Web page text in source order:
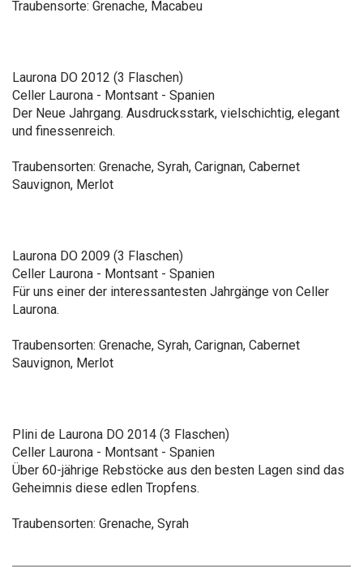
Traubensorte: Grenache, Macabeu
Laurona DO 2012 (3 Flaschen)
Celler Laurona - Montsant - Spanien
Der Neue Jahrgang. Ausdrucksstark, vielschichtig, elegant
und finessenreich.
Traubensorten: Grenache, Syrah, Carignan, Cabernet
Sauvignon, Merlot
Laurona DO 2009 (3 Flaschen)
Celler Laurona - Montsant - Spanien
Für uns einer der interessantesten Jahrgänge von Celler
Laurona.
Traubensorten: Grenache, Syrah, Carignan, Cabernet
Sauvignon, Merlot
Plini de Laurona DO 2014 (3 Flaschen)
Celler Laurona - Montsant - Spanien
Über 60-jährige Rebstöcke aus den besten Lagen sind das
Geheimnis diese edlen Tropfens.
Traubensorten: Grenache, Syrah